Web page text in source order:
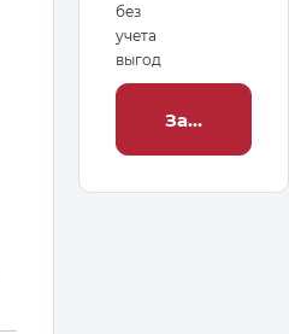
без
учета
выгод